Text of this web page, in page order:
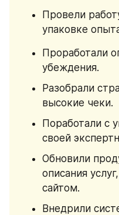
Провели
упаковке
Проработали
убеждения.
Разобрали
высокие чеки.
Поработали с
своей
Обновили
описания
сайтом.
Внедрили